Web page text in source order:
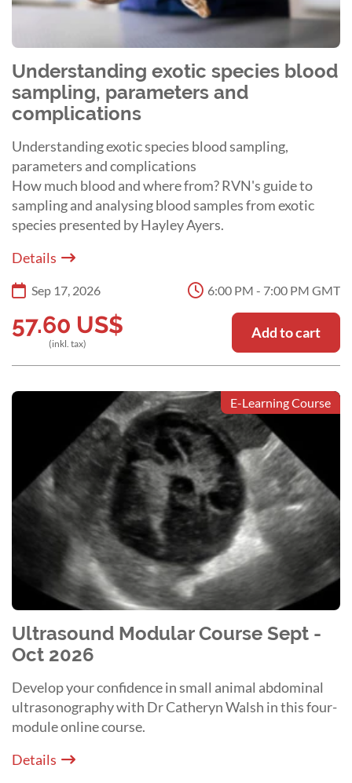
Understanding exotic species blood
sampling, parameters and
complications
Understanding exotic species blood sampling,
parameters and complications
How much blood and where from? RVN's guide to
sampling and analysing blood samples from exotic
species presented by Hayley Ayers.
Details
Sep 17, 2026 6:00 PM - 7:00 PM GMT
57.60 US$
(inkl. tax)
Add to cart
E-Learning Course
Ultrasound Modular Course Sept -
Oct 2026
Develop your confidence in small animal abdominal
ultrasonography with Dr Catheryn Walsh in this four-
module online course.
Details